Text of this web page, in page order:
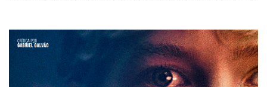
lançamento, posso afirmar que o longa, dirigido por Greta Gerwig (
Adoráveis Mulheres ) prometeu tudo e entregou mais ainda, se provando o
filme do ano até aqui. Repleto de criatividade, humor e sem medo de não se
levar a sério, a produção aborda temas complexos com críticas potentes. Já
conhecida por sua filmografia feminista, Gerwig traz uma reflexão de